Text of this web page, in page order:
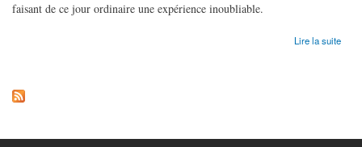
faisant de ce jour ordinaire une expérience inoubliable.
Lire la suite